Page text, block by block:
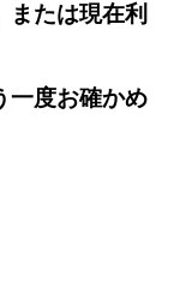
または現在利
一度お確かめ